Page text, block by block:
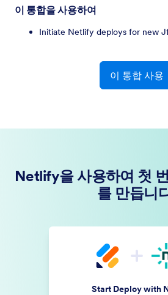
이 통합을 사용하여
Initiate Netlify deploys for new
이 통합 사용
Netlify을 사용하여 첫
를 만듭니
Start Deploy with